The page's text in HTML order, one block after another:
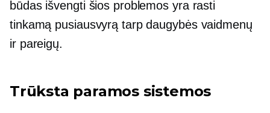
būdas išvengti šios problemos yra rasti
tinkamą pusiausvyrą tarp daugybės vaidmenų
ir pareigų.
Trūksta paramos sistemos